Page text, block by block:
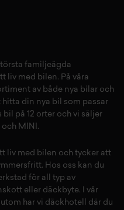
familjeägda
liv med bilen. På våra
av både nya bilar och
hitta din nya bil som passar
på 12 orter och vi säljer
och MINI.
liv med bilen och tycker att
Hos oss kan du
för all typ av
eller däckbyte. I vår
har vi däckhotell där du